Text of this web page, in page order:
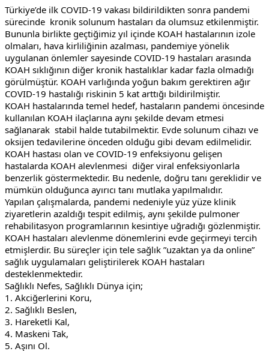
Türkiye’de ilk COVID-19 vakası bildirildikten sonra pandemi
sürecinde  kronik solunum hastaları da olumsuz etkilenmiştir.
Bununla birlikte geçtiğimiz yıl içinde KOAH hastalarının izole
olmaları, hava kirliliğinin azalması, pandemiye yönelik
uygulanan önlemler sayesinde COVID-19 hastaları arasında
KOAH sıklığının diğer kronik hastalıklar kadar fazla olmadığı
görülmüştür. KOAH varlığında yoğun bakım gerektiren ağır
COVID-19 hastalığı riskinin 5 kat arttığı bildirilmiştir.
KOAH hastalarında temel hedef, hastaların pandemi öncesinde
kullanılan KOAH ilaçlarına aynı şekilde devam etmesi
sağlanarak  stabil halde tutabilmektir. Evde solunum cihazı ve
oksijen tedavilerine önceden olduğu gibi devam edilmelidir.
KOAH hastası olan ve COVID-19 enfeksiyonu gelişen
hastalarda KOAH alevlenmesi  diğer viral enfeksiyonlarla
benzerlik göstermektedir. Bu nedenle, doğru tanı gereklidir ve
mümkün olduğunca ayırıcı tanı mutlaka yapılmalıdır.
Yapılan çalışmalarda, pandemi nedeniyle yüz yüze klinik
ziyaretlerin azaldığı tespit edilmiş, aynı şekilde pulmoner
rehabilitasyon programlarının kesintiye uğradığı gözlenmiştir.
KOAH hastaları alevlenme dönemlerini evde geçirmeyi tercih
etmişlerdir. Bu süreçler için tele sağlık ”uzaktan ya da online”
sağlık uygulamaları geliştirilerek KOAH hastaları
desteklenmektedir.
Sağlıklı Nefes, Sağlıklı Dünya için;
1. Akciğerlerini Koru,
2. Sağlıklı Beslen,
3. Hareketli Kal,
4. Maskeni Tak,
5. Aşını Ol.